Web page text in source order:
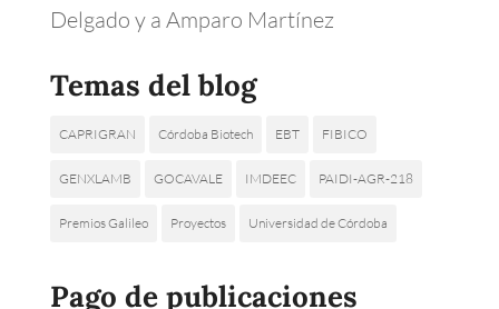
Delgado y a Amparo Martínez
Temas del blog
CAPRIGRAN Córdoba Biotech EBT FIBICO
GENXLAMB GOCAVALE IMDEEC PAIDI-AGR-218
Premios Galileo Proyectos Universidad de Córdoba
Pago de publicaciones